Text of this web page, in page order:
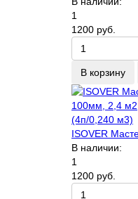
1
1200 руб.
В корзину
ISOVER
В наличии:
1
1200 руб.